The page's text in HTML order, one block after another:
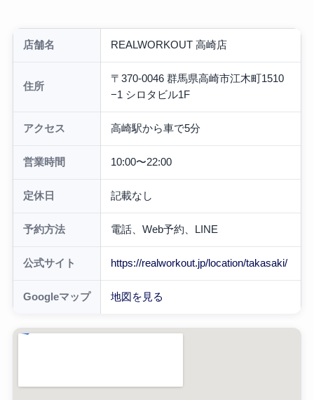
店舗名 REALWORKOUT 高崎店
住所
〒370-0046 群馬県高崎市江木町1510
−1 シロタビル1F
アクセス 高崎駅から車で5分
営業時間 10:00〜22:00
定休日 記載なし
予約方法 電話、Web予約、LINE
公式サイト https://realworkout.jp/location/takasaki/
Googleマップ 地図を見る